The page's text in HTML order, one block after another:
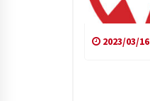
2023/03/16